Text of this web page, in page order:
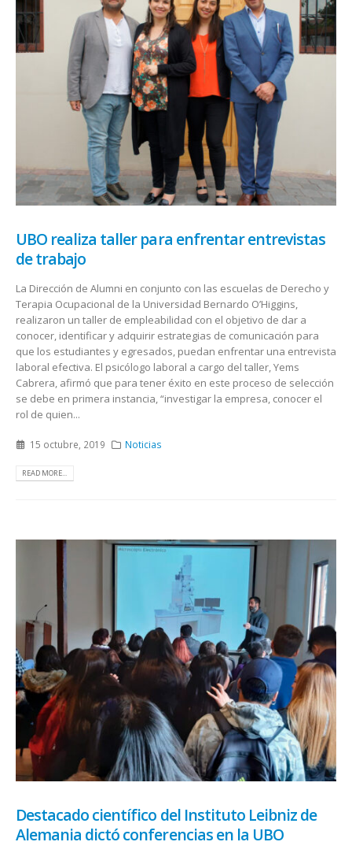
UBO realiza taller para enfrentar entrevistas
de trabajo
La Dirección de Alumni en conjunto con las escuelas de Derecho y
Terapia Ocupacional de la Universidad Bernardo O’Higgins,
realizaron un taller de empleabilidad con el objetivo de dar a
conocer, identificar y adquirir estrategias de comunicación para
que los estudiantes y egresados, puedan enfrentar una entrevista
laboral efectiva. El psicólogo laboral a cargo del taller, Yems
Cabrera, afirmó que para tener éxito en este proceso de selección
se debe en primera instancia, “investigar la empresa, conocer el
rol de quien...
15 octubre, 2019 Noticias
READ MORE...
Destacado científico del Instituto Leibniz de
Alemania dictó conferencias en la UBO